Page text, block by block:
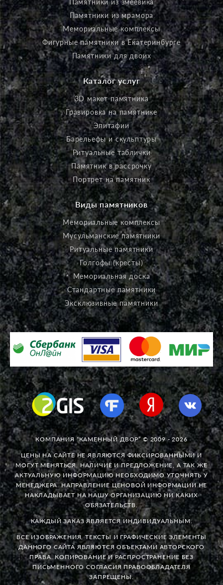
Памятники из змеевика
Памятники из мрамора
Мемориальные комплексы
Фигурные памятники в Екатеринбурге
Памятники для двоих
Каталог услуг
3D макет памятника
Гравировка на памятнике
Эпитафии
Барельефы и скульптуры
Ритуальные таблички
Памятник в рассрочку
Портрет на памятник
Виды памятников
Мемориальные комплексы
Мусульманские памятники
Ритуальные памятники
Голгофы (кресты)
Мемориальная доска
Стандартные памятники
Эксклюзивные памятники
КОМПАНИЯ “КАМЕННЫЙ ДВОР” © 2009 - 2026
ЦЕНЫ НА САЙТЕ НЕ ЯВЛЯЮТСЯ ФИКСИРОВАННЫМИ И
МОГУТ МЕНЯТЬСЯ. НАЛИЧИЕ И ПРЕДЛОЖЕНИЕ, А ТАК ЖЕ
АКТУАЛЬНУЮ ИНФОРМАЦИЮ НЕОБХОДИМО УТОЧНЯТЬ У
МЕНЕДЖЕРА. НАПРАВЛЕНИЕ ЦЕНОВОЙ ИНФОРМАЦИИ НЕ
НАКЛАДЫВАЕТ НА НАШУ ОРГАНИЗАЦИЮ НИ КАКИХ
ОБЯЗАТЕЛЬСТВ.
КАЖДЫЙ ЗАКАЗ ЯВЛЯЕТСЯ ИНДИВИДУАЛЬНЫМ.
ВСЕ ИЗОБРАЖЕНИЯ, ТЕКСТЫ И ГРАФИЧЕСКИЕ ЭЛЕМЕНТЫ
ДАННОГО САЙТА ЯВЛЯЮТСЯ ОБЪЕКТАМИ АВТОРСКОГО
ПРАВА. КОПИРОВАНИЕ И РАСПРОСТРАНЕНИЕ БЕЗ
ПИСЬМЕННОГО СОГЛАСИЯ ПРАВООБЛАДАТЕЛЯ
ЗАПРЕЩЕНЫ.